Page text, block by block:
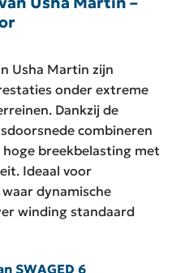
Usha Martin zijn
onder extreme
Dankzij de
combineren
breekbelasting met
Ideaal voor
dynamische
winding standaard
SWAGED 6